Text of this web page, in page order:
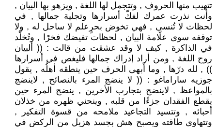
تتهيب منها الحروف , وتتجمل لها اللغة , ويزهو بها البيان ,
وأنت نذرت عمرك لفكّ أسرارها وتجلية جمالها , في
لحظات لا تُنسى , فهي تخوض بحرٍعلم لا ساحل له , ولا
توقفه سوى علّامة البيان , لحظات تفيضك فخرًا , وتُخلَّد
في الذاكرة , كيف لا وقد عشقت من قالت : (( ألبيان
روح اللغة , ومن أراد إدراك جمالها فليغص في أسرارها
)) , لله درّها , وما أبهى الحرف حين ينطقه أهلُه , يقول
جوزيه ساراماغو : (( لا ينضج المرء بالنصائح , لاينضج
بالمواعظ , لاينضج بتجارب الأخرين , ينضج المرء حين
يقطع الفقدان جزءًا من قلبه , وينحني ظهره من خذلان
أحبائه , وتتسيد التجاعيد ملامحه من قسوة التفكير ,
وتتهاوى طاقته ويصبح هش بجسد هزيل من الركض في